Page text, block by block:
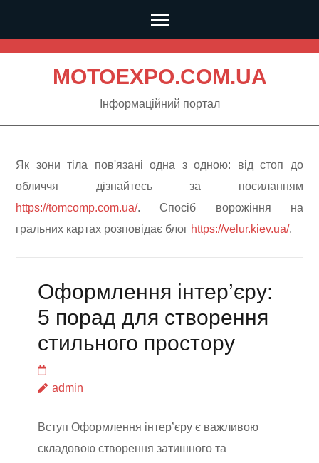
MOTOEXPO.COM.UA
Інформаційний портал
Як зони тіла пов'язані одна з одною: від стоп до
обличчя дізнайтесь за посиланням
https://tomcomp.com.ua/. Спосіб ворожіння на
гральних картах розповідає блог https://velur.kiev.ua/.
Оформлення інтер’єру:
5 порад для створення
стильного простору
admin
Вступ Оформлення інтер’єру є важливою
складовою створення затишного та